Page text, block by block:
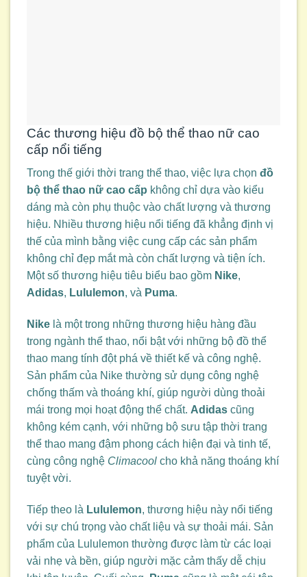
Các thương hiệu đồ bộ thể thao nữ cao
cấp nổi tiếng
Trong thế giới thời trang thể thao, việc lựa chọn đồ
bộ thể thao nữ cao cấp không chỉ dựa vào kiểu
dáng mà còn phụ thuộc vào chất lượng và thương
hiệu. Nhiều thương hiệu nổi tiếng đã khẳng định vị
thế của mình bằng việc cung cấp các sản phẩm
không chỉ đẹp mắt mà còn chất lượng và tiện ích.
Một số thương hiệu tiêu biểu bao gồm Nike,
Adidas, Lululemon, và Puma.
Nike là một trong những thương hiệu hàng đầu
trong ngành thể thao, nổi bật với những bộ đồ thể
thao mang tính đột phá về thiết kế và công nghệ.
Sản phẩm của Nike thường sử dụng công nghệ
chống thấm và thoáng khí, giúp người dùng thoải
mái trong mọi hoạt động thể chất. Adidas cũng
không kém cạnh, với những bộ sưu tập thời trang
thể thao mang đậm phong cách hiện đại và tinh tế,
cùng công nghệ Climacool cho khả năng thoáng khí
tuyệt vời.
Tiếp theo là Lululemon, thương hiệu này nổi tiếng
với sự chú trọng vào chất liệu và sự thoải mái. Sản
phẩm của Lululemon thường được làm từ các loại
vải nhẹ và bền, giúp người mặc cảm thấy dễ chịu